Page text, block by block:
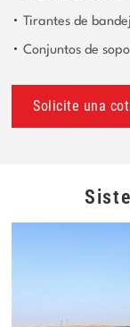
Tirantes de
Conjuntos de
Solicite una